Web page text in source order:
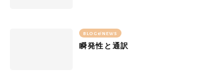
BLOG&NEWS
瞬発性と通訳